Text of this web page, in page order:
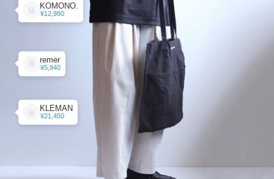
KOMONO.
¥12,980
remer
¥5,940
KLEMAN
¥21,450